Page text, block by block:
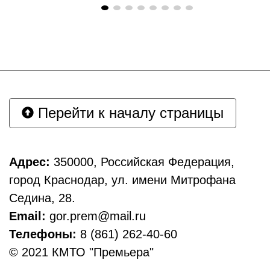
Перейти к началу страницы
Адрес: 350000, Российская Федерация,
город Краснодар, ул. имени Митрофана
Седина, 28.
Email: gor.prem@mail.ru
Телефоны: 8 (861) 262-40-60
© 2021 КМТО "Премьера"